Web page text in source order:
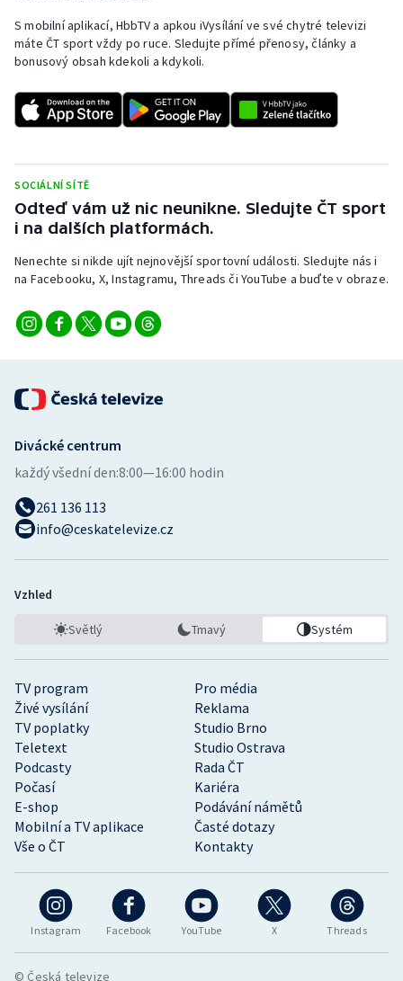
Rychlobruslení
Rychlostní kanoistika
Short track
Stolní tenis
Triatlon
Veslování
Vodní slalom
Volejbal
Ostatní
S mobilní aplikací, HbbTV a apkou iVysílání ve své chytré televizi
máte ČT sport vždy po ruce. Sledujte přímé přenosy, články a
bonusový obsah kdekoli a kdykoli.
SOCIÁLNÍ SÍTĚ
Odteď vám už nic neunikne. Sledujte ČT sport
i na dalších platformách.
Nenechte si nikde ujít nejnovější sportovní události. Sledujte nás i
na Facebooku, X, Instagramu, Threads či YouTube a buďte v obraze.
Instagram Facebook YouTube X Threads
TV program
Pro média
Živé vysílání
Reklama
TV poplatky
Studio Brno
Teletext
Studio Ostrava
Podcasty
Rada ČT
Počasí
Kariéra
E-shop
Podávání námětů
Mobilní a TV aplikace
Časté dotazy
Vše o ČT
Kontakty
Divácké centrum
každý všední den:8:00—16:00 hodin
261 136 113
info@ceskatelevize.cz
Vzhled
Světlý Tmavý Systém
© Česká televize